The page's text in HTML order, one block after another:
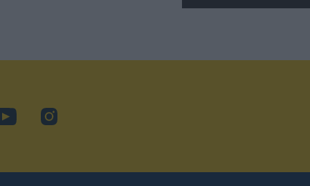
YouTubeInstagram